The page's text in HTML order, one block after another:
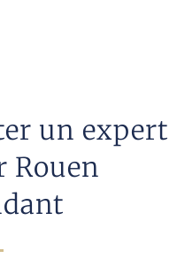
un expert